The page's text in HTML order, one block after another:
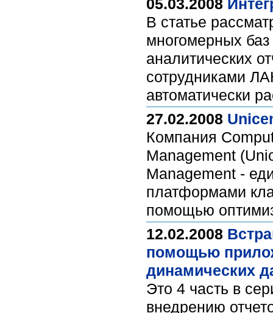
05.03.2008
В статье
многомерных
аналитических
сотрудниками
автоматически
27.02.2008
Компания
Management
Management -
платформами
помощью
12.02.2008
помощью
динамических
Это 4 часть в
внедрению